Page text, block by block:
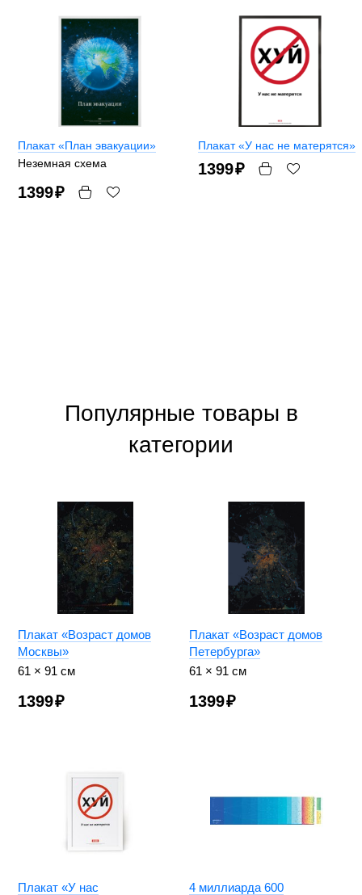
Плакат «План эвакуации»
Неземная схема
1399₽
Плакат «У нас не матерятся»
1399₽
Популярные товары в
категории
Плакат «Возраст домов
Москвы»
61 × 91 см
1399₽
Плакат «Возраст домов
Петербурга»
61 × 91 см
1399₽
Плакат «У нас
4 миллиарда 600